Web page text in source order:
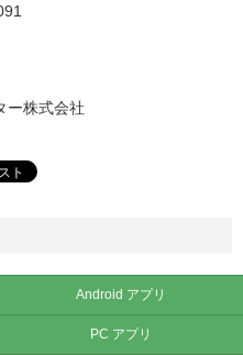
ー株式会社
Android アプリ
PC アプリ